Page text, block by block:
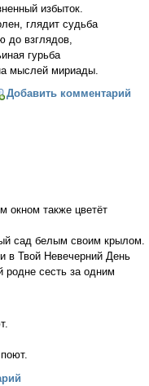
избыток.
глядит судьба
до взглядов,
гурьба
мыслей мириады.
Добавить комментарий
окном также цветёт
сад белым своим крылом.
в Твой Невечерний День
сесть за одним